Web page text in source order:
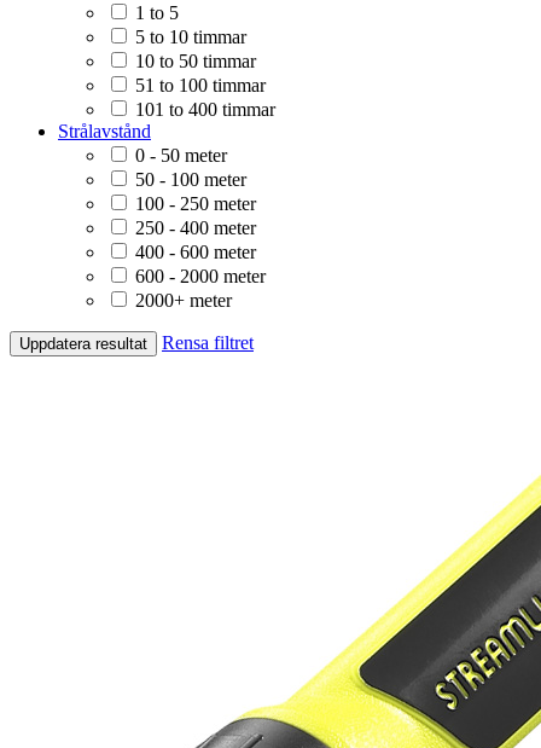
1 to 5
5 to 10 timmar
10 to 50 timmar
51 to 100 timmar
101 to 400 timmar
Strålavstånd
0 - 50 meter
50 - 100 meter
100 - 250 meter
250 - 400 meter
400 - 600 meter
600 - 2000 meter
2000+ meter
Uppdatera resultat Rensa filtret